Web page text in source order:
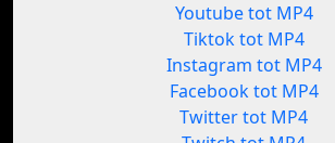
Youtube tot MP4
Tiktok tot MP4
Instagram tot MP4
Facebook tot MP4
Twitter tot MP4